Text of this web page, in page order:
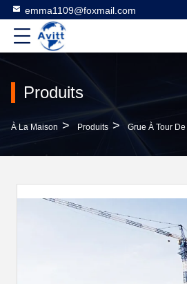
emma1109@foxmail.com
Produits
À La Maison > Produits > Grue À Tour